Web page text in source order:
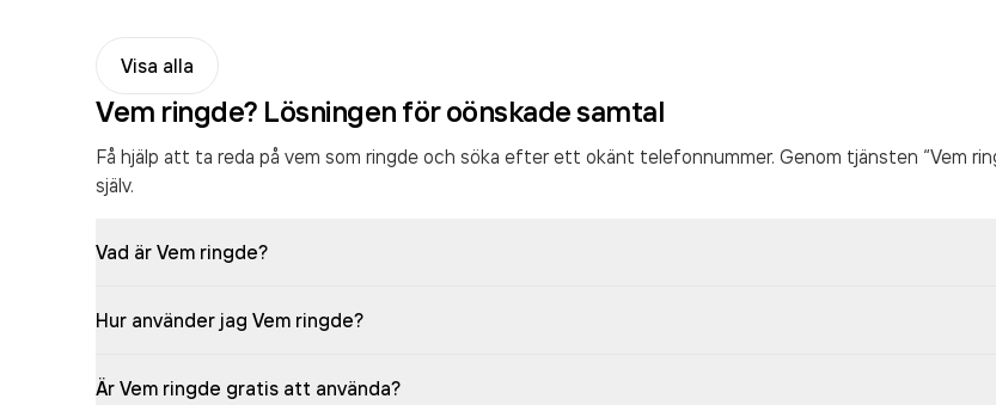
Visa alla
Vem ringde? Lösningen för oönskade samtal
Få hjälp att ta reda på vem som ringde och söka efter ett okänt telefonnummer. Genom tjänsten “Vem
själv.
Vad är Vem ringde?
Hur använder jag Vem ringde?
Är Vem ringde gratis att använda?